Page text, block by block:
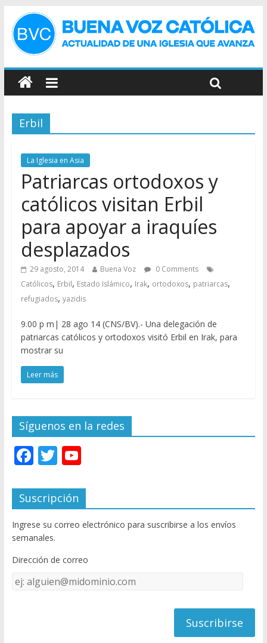
Erbil
La Iglesia en Asia
Patriarcas ortodoxos y
católicos visitan Erbil
para apoyar a iraquíes
desplazados
29 agosto, 2014 Buena Voz
0 Comments
Católicos, Erbil, Estado Islámico, Irak, ortodoxos, patriarcas,
refugiados, yazidis
9.00 p m| 28 ago 14 (CNS/BV).- Una delegación de
patriarcas católicos y ortodoxos visitó Erbil en Irak, para
mostrar su
Leer más
Síguenos en la redes
F
e
b
o
o
k
T
itt
er
Y
u
T
u
e
C
Suscripción
Ingrese su correo electrónico para suscribirse a los envíos
semanales.
Dirección de correo
Dirección
de